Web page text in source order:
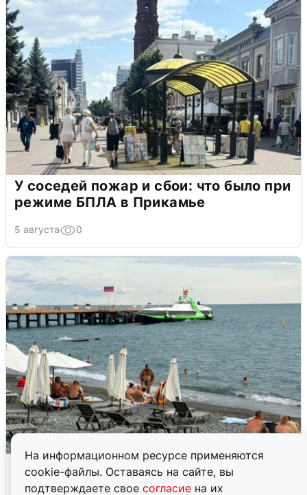
На информационном ресурсе применяются
cookie-файлы. Оставаясь на сайте, вы
подтверждаете свое согласие на их
У соседей пожар и сбои: что было при
режиме БПЛА в Прикамье
5 августа 0
Жители и туристы Сочи рассказали
об атаке БПЛА 5 августа